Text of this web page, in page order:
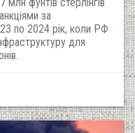
за
по 2024 рік, коли РФ
для